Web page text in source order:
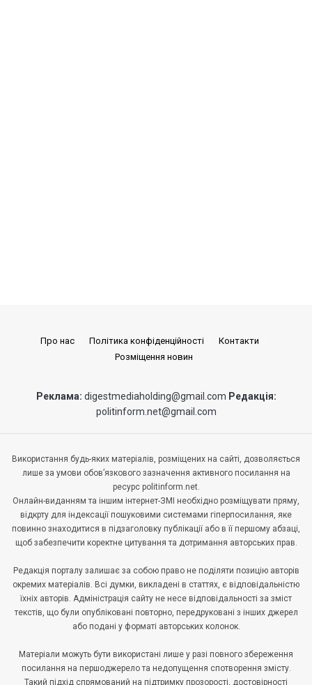
Про нас Політика конфіденційності
Контакти
Розміщення новин
Реклама: digestmediaholding@gmail.com Редакція:
politinform.net@gmail.com
Використання будь-яких матеріалів, розміщених на сайті, дозволяється
лише за умови обов’язкового зазначення активного посилання на
ресурс politinform.net.
Онлайн-виданням та іншим інтернет-ЗМІ необхідно розміщувати пряму,
відкрту для індексації пошуковими системами гіперпосилання, яке
повинно знаходитися в підзаголовку публікації або в її першому абзаці,
щоб забезпечити коректне цитування та дотримання авторських прав.
Редакція порталу залишає за собою право не поділяти позицію авторів
окремих матеріалів. Всі думки, викладені в статтях, є відповідальністю
їхніх авторів. Адміністрація сайту не несе відповідальності за зміст
текстів, що були опубліковані повторно, передруковані з інших джерел
або подані у форматі авторських колонок.
Матеріали можуть бути використані лише у разі повного збереження
посилання на першоджерело та недопущення спотворення змісту.
Такий підхід спрямований на підтримку прозорості, достовірності